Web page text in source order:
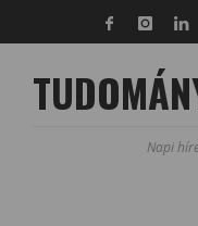
Napi